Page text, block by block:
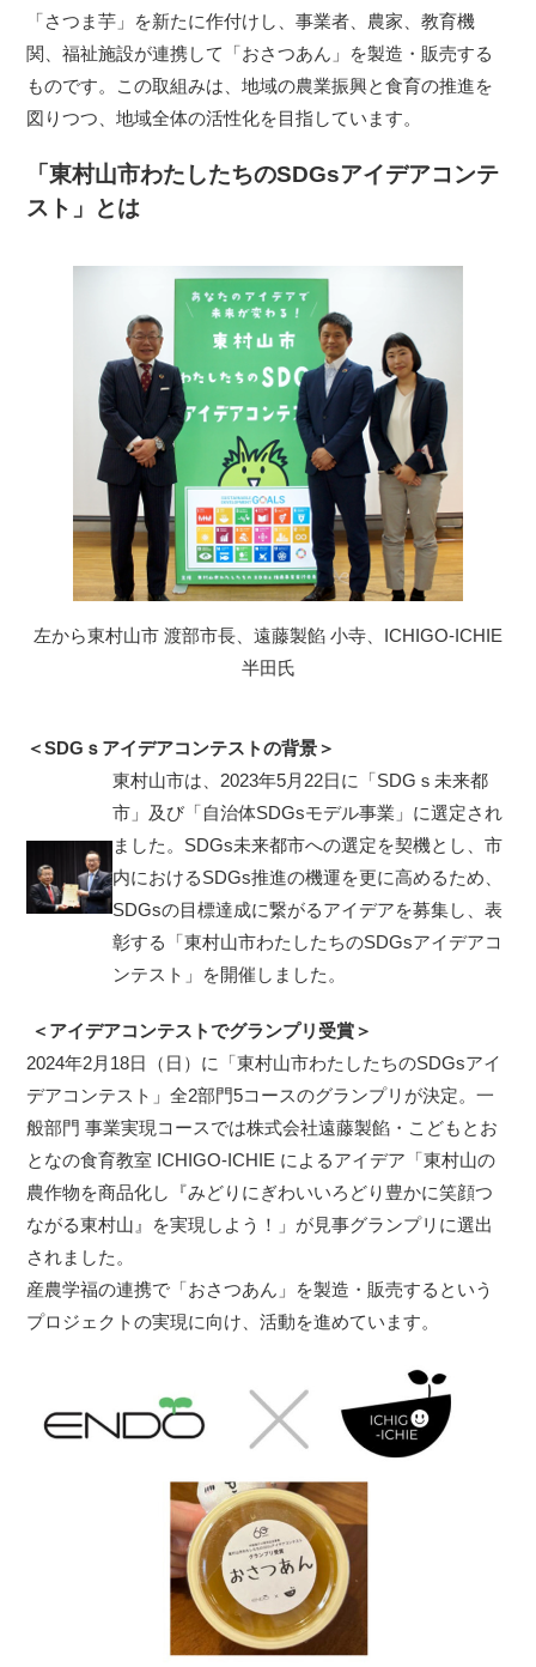
「さつま芋」を新たに作付けし、事業者、農家、教育機
関、福祉施設が連携して「おさつあん」を製造・販売する
ものです。この取組みは、地域の農業振興と食育の推進を
図りつつ、地域全体の活性化を目指しています。
「東村山市わたしたちのSDGsアイデアコンテ
スト」とは
左から東村山市 渡部市長、遠藤製餡 小寺、ICHIGO-ICHIE
半田氏
＜SDGｓアイデアコンテストの背景＞
東村山市は、2023年5月22日に「SDGｓ未来都
市」及び「自治体SDGsモデル事業」に選定され
ました。SDGs未来都市への選定を契機とし、市
内におけるSDGs推進の機運を更に高めるため、
SDGsの目標達成に繋がるアイデアを募集し、表
彰する「東村山市わたしたちのSDGsアイデアコ
ンテスト」を開催しました。
＜アイデアコンテストでグランプリ受賞＞
2024年2月18日（日）に「東村山市わたしたちのSDGsアイ
デアコンテスト」全2部門5コースのグランプリが決定。一
般部門 事業実現コースでは株式会社遠藤製餡・こどもとお
となの食育教室 ICHIGO-ICHIE によるアイデア「東村山の
農作物を商品化し『みどりにぎわいいろどり豊かに笑顔つ
ながる東村山』を実現しよう！」が見事グランプリに選出
されました。
産農学福の連携で「おさつあん」を製造・販売するという
プロジェクトの実現に向け、活動を進めています。